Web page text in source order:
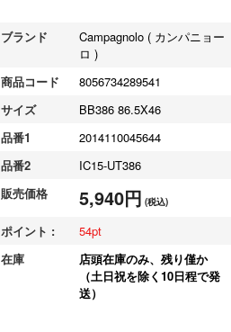
ブランド
Campagnolo ( カンパニョー
ロ )
商品コード
8056734289541
サイズ
BB386 86.5X46
品番1
2014110045644
品番2
IC15-UT386
販売価格
5,940円 (税込)
ポイント :
54
在庫
店頭在庫のみ、残り僅か
（土日祝を除く10日程で発
送）